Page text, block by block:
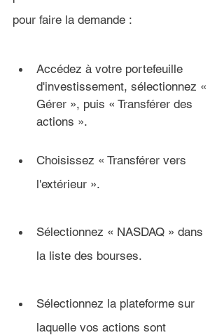
pour faire la demande :
Accédez à votre portefeuille
d'investissement, sélectionnez «
Gérer », puis « Transférer des
actions ».
Choisissez « Transférer vers
l'extérieur ».
Sélectionnez « NASDAQ » dans
la liste des bourses.
Sélectionnez la plateforme sur
laquelle vos actions sont